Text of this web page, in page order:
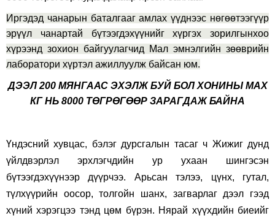
Иргэдэд чанарын баталгааг амлах үүднээс нөгөөтээгүүр
эрүүл чанартай бүтээгдэхүүнийг хүргэх зорилгынхоо
хүрээнд зохион байгуулагчид Мал эмнэлгийн зөөврийн
лаборатори хүртэл ажиллуулж байсан юм.
ДЭЭЛ 200 МЯНГААС ЭХЭЛЖ БУЙ БОЛ ХОНИНЫ МАХ
КГ НЬ 8000 ТӨГРӨГӨӨР ЗАРАГДАЖ БАЙНА
Үндэсний хувцас, бэлэг дурсгалын тасаг ч Жижиг дунд
үйлдвэрлэл эрхлэгчдийн ур ухаан шингэсэн
бүтээгдэхүүнээр дүүрчээ. Арьсан тэлээ, цүнх, гутал,
түлхүүрийн оосор, толгойн шанх, загварлаг дээл гээд
хүний хэрэгцээ тэнд цөм бүрэн. Нярай хүүхдийн биеийг